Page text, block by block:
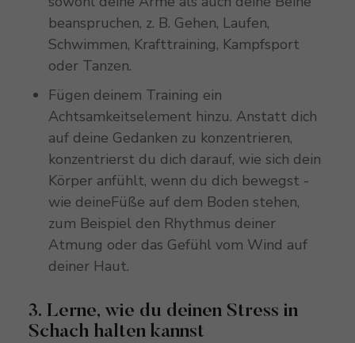
beanspruchen, z. B. Gehen, Laufen,
Schwimmen, Krafttraining, Kampfsport
oder Tanzen.
Fügen deinem Training ein
Achtsamkeitselement hinzu. Anstatt dich
auf deine Gedanken zu konzentrieren,
konzentrierst du dich darauf, wie sich dein
Körper anfühlt, wenn du dich bewegst -
wie deineFüße auf dem Boden stehen,
zum Beispiel den Rhythmus deiner
Atmung oder das Gefühl vom Wind auf
deiner Haut.
3. Lerne, wie du deinen Stress in
Schach halten kannst